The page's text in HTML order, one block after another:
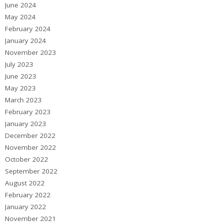
June 2024
May 2024
February 2024
January 2024
November 2023
July 2023
June 2023
May 2023
March 2023
February 2023
January 2023
December 2022
November 2022
October 2022
September 2022
August 2022
February 2022
January 2022
November 2021